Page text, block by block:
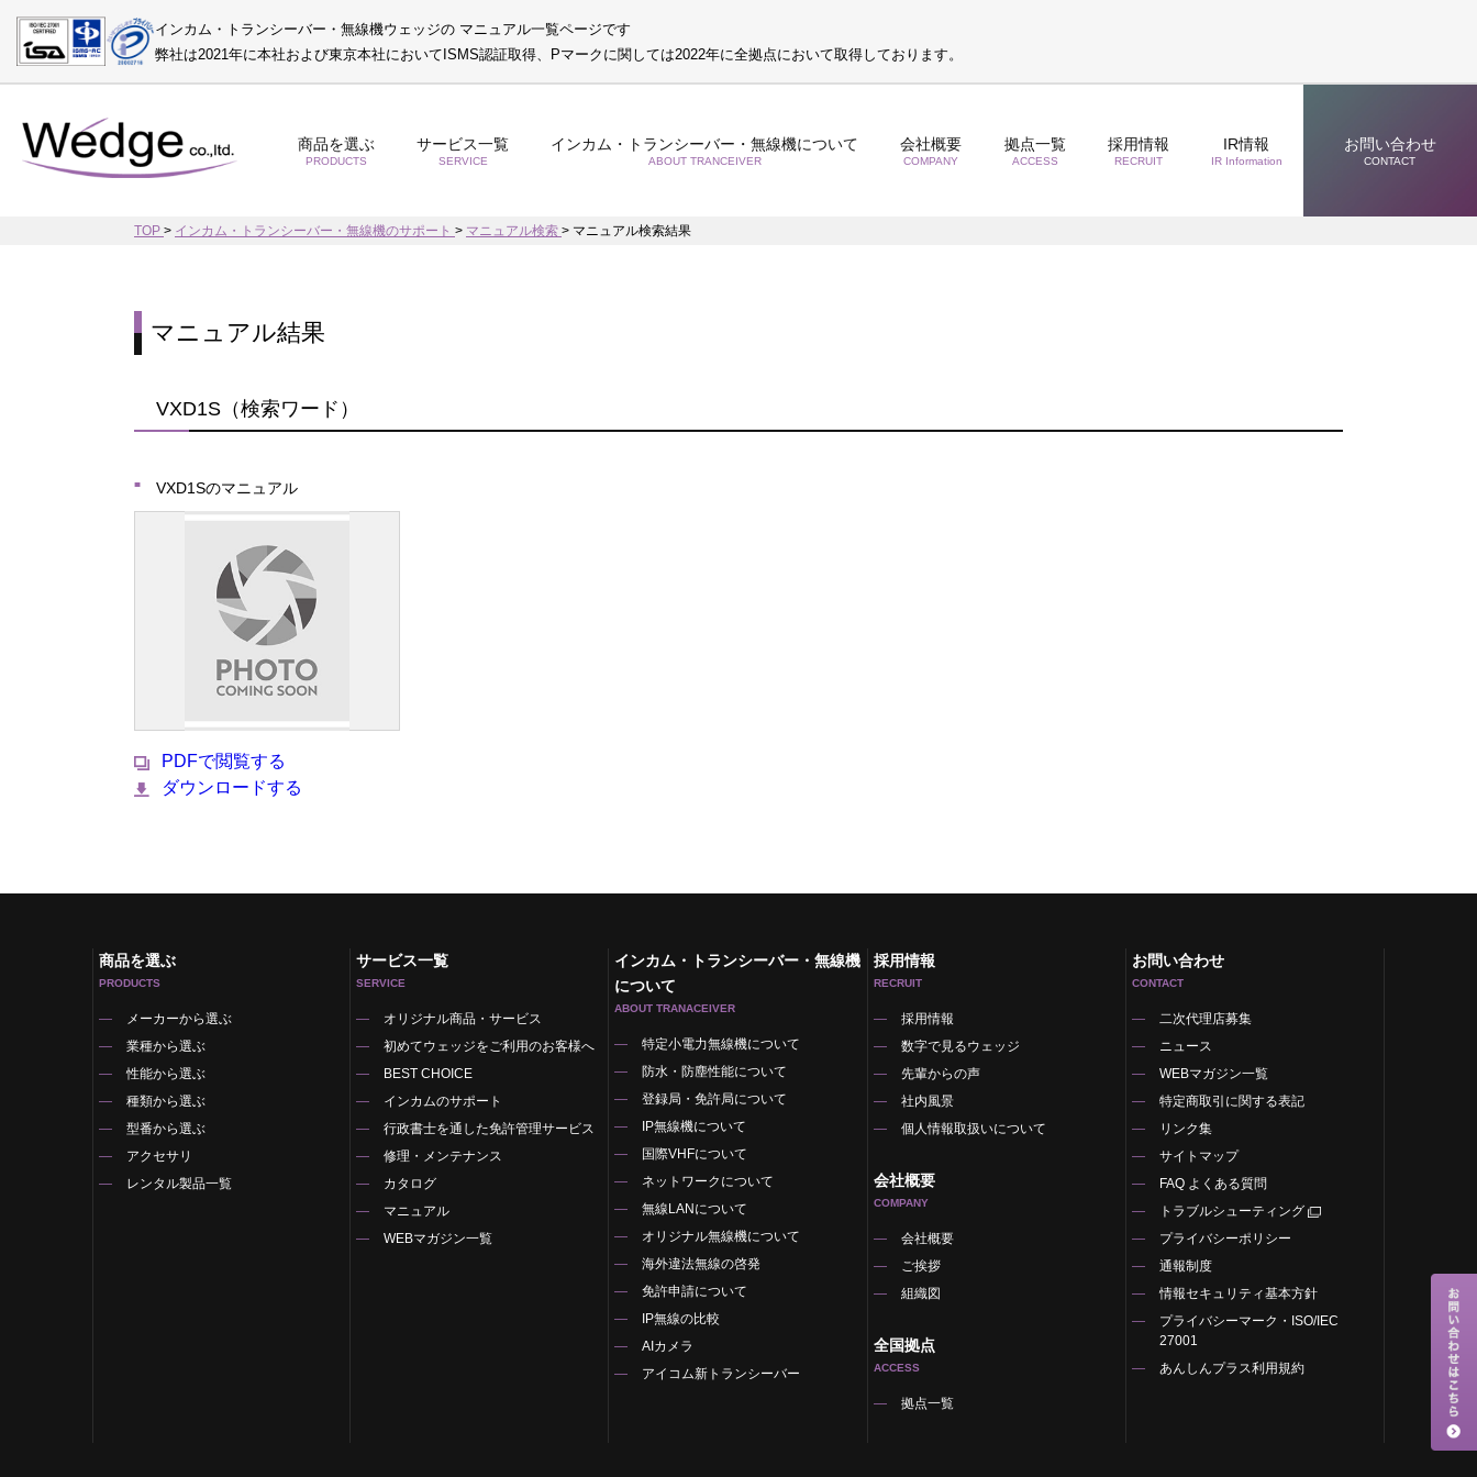
インカム・トランシーバー・無線機ウェッジの マニュアル一覧ページです
弊社は2021年に本社および東京本社においてISMS認証取得、Pマークに関しては2022年に全拠点において取得しております。
商品を選ぶ
PRODUCTS
サービス一覧
SERVICE
インカム・トランシーバー・無線機について
ABOUT TRANCEIVER
会社概要
COMPANY
拠点一覧
ACCESS
採用情報
RECRUIT
IR情報
IR Information
お問い合わせ
CONTACT
TOP > インカム・トランシーバー・無線機のサポート > マニュアル検索 > マニュアル検索結果
マニュアル結果
VXD1S（検索ワード）
VXD1Sのマニュアル
PDFで閲覧する
ダウンロードする
商品を選ぶ
PRODUCTS
メーカーから選ぶ
業種から選ぶ
性能から選ぶ
種類から選ぶ
型番から選ぶ
アクセサリ
レンタル製品一覧
サービス一覧
SERVICE
オリジナル商品・サービス
初めてウェッジをご利用のお客様へ
BEST CHOICE
インカムのサポート
行政書士を通した免許管理サービス
修理・メンテナンス
カタログ
マニュアル
WEBマガジン一覧
インカム・トランシーバー・無線機
について
ABOUT TRANACEIVER
特定小電力無線機について
防水・防塵性能について
登録局・免許局について
IP無線機について
国際VHFについて
ネットワークについて
無線LANについて
オリジナル無線機について
海外違法無線の啓発
免許申請について
IP無線の比較
AIカメラ
アイコム新トランシーバー
採用情報
RECRUIT
採用情報
数字で見るウェッジ
先輩からの声
社内風景
個人情報取扱いについて
会社概要
COMPANY
会社概要
ご挨拶
組織図
全国拠点
ACCESS
拠点一覧
お問い合わせ
CONTACT
二次代理店募集
ニュース
WEBマガジン一覧
特定商取引に関する表記
リンク集
サイトマップ
FAQ よくある質問
トラブルシューティング
プライバシーポリシー
通報制度
情報セキュリティ基本方針
プライバシーマーク・ISO/IEC
27001
あんしんプラス利用規約